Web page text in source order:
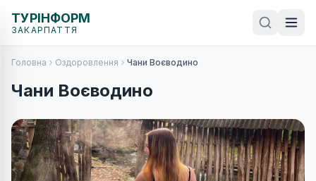
ТУРІНФОРМ
ЗАКАРПАТТЯ
Головна Оздоровлення Чани Воєводино
Чани Воєводино